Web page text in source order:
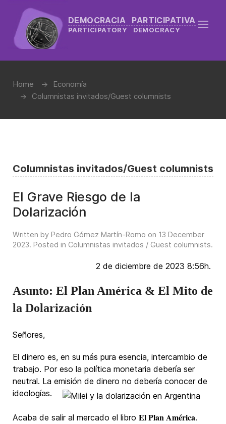
DEMOCRACIA PARTICIPATIVA
PARTICIPATORY DEMOCRACY
Home
Economía
Columnistas invitados/Guest columnists
Columnistas invitados/Guest columnists
El Grave Riesgo de la
Dolarización
Written by Pedro Gómez Martín-Romo on 13 December
2023. Posted in Columnistas invitados / Guest columnists.
2 de diciembre de 2023 8:56h.
Asunto: El Plan América & El Mito de
la Dolarización
Señores,
El dinero es, en su más pura esencia, intercambio de
trabajo. Por eso la política monetaria debería ser
neutral. La emisión de dinero no debería conocer de
ideologías.
Acaba de salir al mercado el libro El Plan América.